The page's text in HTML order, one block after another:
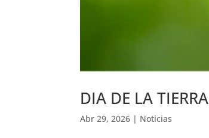
DIA DE LA TIERRA
Abr 29, 2026 | Noticias